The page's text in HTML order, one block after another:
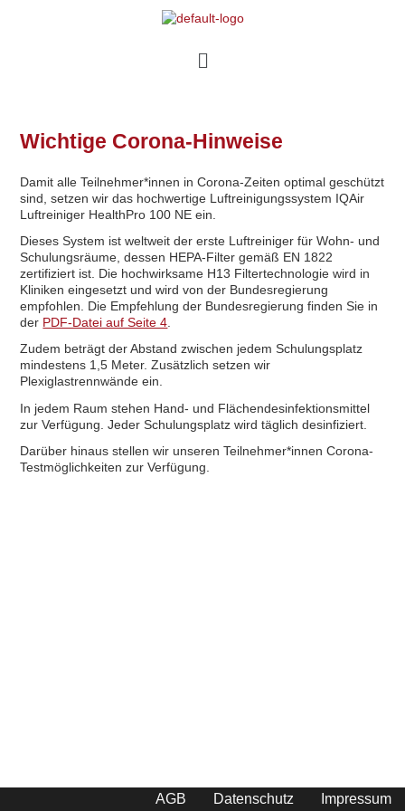
Wichtige Corona-Hinweise
Damit alle Teilnehmer*innen in Corona-Zeiten optimal geschützt
sind, setzen wir das hochwertige Luftreinigungssystem IQAir
Luftreiniger HealthPro 100 NE ein.
Dieses System ist weltweit der erste Luftreiniger für Wohn- und
Schulungsräume, dessen HEPA-Filter gemäß EN 1822
zertifiziert ist. Die hochwirksame H13 Filtertechnologie wird in
Kliniken eingesetzt und wird von der Bundesregierung
empfohlen. Die Empfehlung der Bundesregierung finden Sie in
der PDF-Datei auf Seite 4
Zudem beträgt der Abstand zwischen jedem Schulungsplatz
mindestens 1,5 Meter. Zusätzlich setzen wir
Plexiglastrennwände ein.
In jedem Raum stehen Hand- und Flächendesinfektionsmittel
zur Verfügung. Jeder Schulungsplatz wird täglich desinfiziert.
Darüber hinaus stellen wir unseren Teilnehmer*innen Corona-
Testmöglichkeiten zur Verfügung.
AGB Datenschutz Impressum